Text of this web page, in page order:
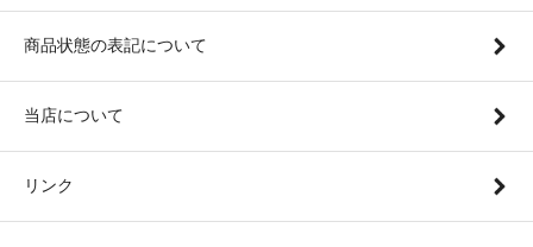
商品状態の表記について
当店について
リンク